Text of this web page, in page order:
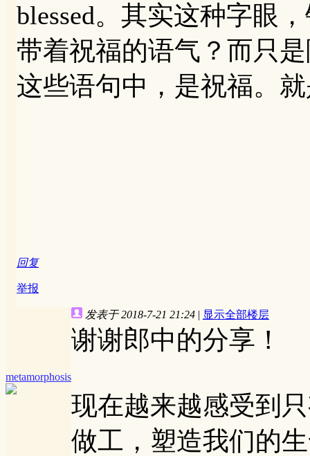
blessed。其实这种字眼
带着祝福的语气？而只
这些语句中，是祝福。
回复
举报
metamorphosis
发表于 2018-7-21 21:24 | 显示全部楼层
谢谢郎中的分享！
现在越来越感受到
做工，塑造我们的